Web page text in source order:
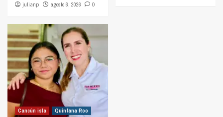
julianp agosto 6, 2026 0
Cancún isla
Quintana Roo